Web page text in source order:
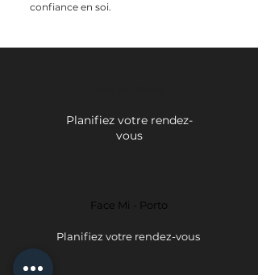
confiance en soi.
Planifiez votre rendez-
vous
Face Mi - Porto
Planifiez votre rendez-vous